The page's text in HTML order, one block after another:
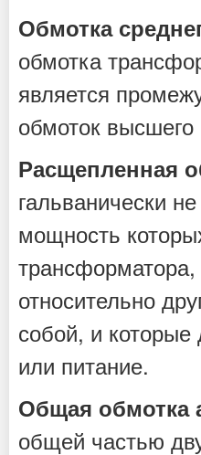
Обмотка
обмотка
является
обмоток
Расщепленная
гальванически
мощность
трансформатора,
относительно
собой, и которые
или питание.
Общая обмотка
общей частью